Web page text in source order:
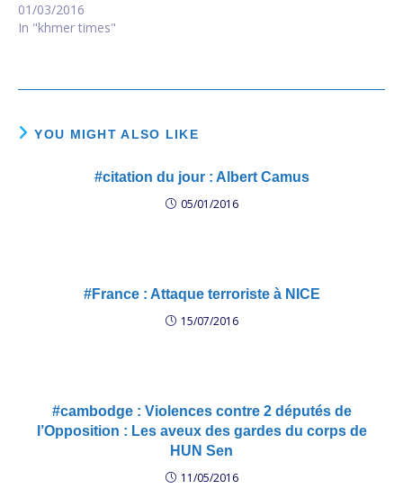
01/03/2016
In "khmer times"
YOU MIGHT ALSO LIKE
#citation du jour : Albert Camus
05/01/2016
#France : Attaque terroriste à NICE
15/07/2016
#cambodge : Violences contre 2 députés de
l’Opposition : Les aveux des gardes du corps de
HUN Sen
11/05/2016